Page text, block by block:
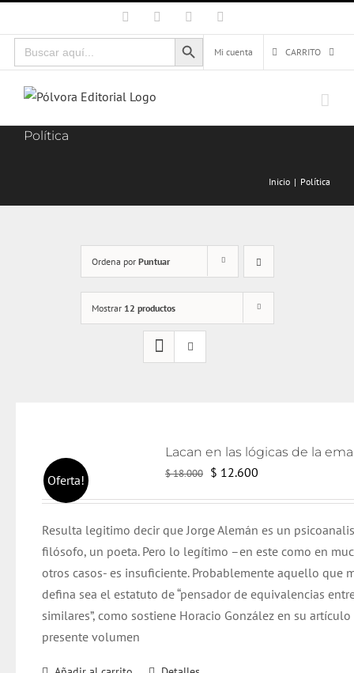
al
contenido
Facebook Instagram
Buscar:
Botón de búsqueda
Mi cuenta
CARRITO
Política
Inicio Política
Ordena por Puntuar
Mostrar 12 productos
Oferta! $18.000 El
era:
$ 18.000.
$ 12.600
es:
$ 12.600.
Resulta legitimo decir que Jorge Alemán es un
filósofo, un poeta. Pero lo legítimo –en este como en
otros casos- es insuficiente. Probablemente aquello que
defina sea el estatuto de “pensador de equivalencias
similares”, como sostiene Horacio González en su
presente volumen